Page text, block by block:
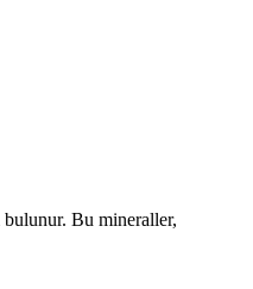
bulunur. Bu mineraller,